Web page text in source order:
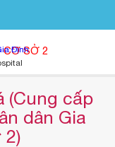
Định
CƠ SỞ 2
(Cung cấp
dân Gia
2)